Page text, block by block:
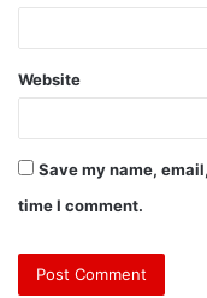
Website
Save my name,
time I comment.